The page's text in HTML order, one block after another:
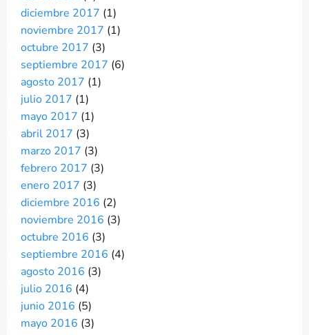
diciembre 2017 (1)
noviembre 2017 (1)
octubre 2017 (3)
septiembre 2017 (6)
agosto 2017 (1)
julio 2017 (1)
mayo 2017 (1)
abril 2017 (3)
marzo 2017 (3)
febrero 2017 (3)
enero 2017 (3)
diciembre 2016 (2)
noviembre 2016 (3)
octubre 2016 (3)
septiembre 2016 (4)
agosto 2016 (3)
julio 2016 (4)
junio 2016 (5)
mayo 2016 (3)